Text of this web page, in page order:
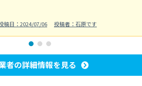
稿日：2024/07/06 投稿者：石原です
者の詳細情報を見る